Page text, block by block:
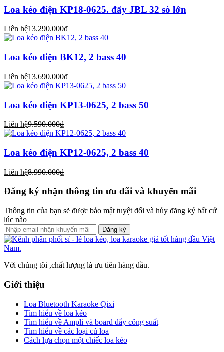
Loa kéo điện KP18-0625. đẩy JBL 32 sò lớn
Liên hệ13.290.000₫
Loa kéo điện BK12, 2 bass 40
Liên hệ13.690.000₫
Loa kéo điện KP13-0625, 2 bass 50
Liên hệ9.590.000₫
Loa kéo điện KP12-0625, 2 bass 40
Liên hệ8.990.000₫
Đăng ký nhận thông tin ưu đãi và khuyến mãi
Thông tin của bạn sẽ được bảo mật tuyệt đối và hủy đăng ký bất cứ
lúc nào
Đăng ký
Với chúng tôi ,chất lượng là ưu tiên hàng đầu.
Giới thiệu
Loa Bluetooth Karaoke Qixi
Tìm hiểu về loa kéo
Tìm hiểu về Ampli và board đẩy công suất
Tìm hiểu về các loại củ loa
Cách lựa chọn một chiếc loa kéo